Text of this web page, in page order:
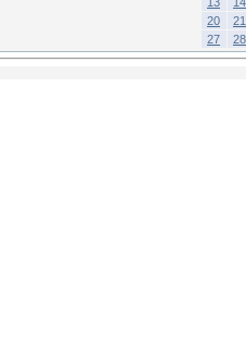
20
21
27
28